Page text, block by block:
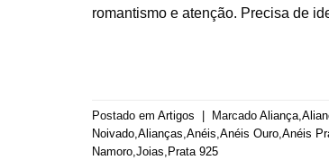
romantismo e atenção. Precisa de
Postado em Artigos | Marcado Aliança
Noivado Alianças Anéis Anéis Ouro Anéis
Namoro Joias Prata 925